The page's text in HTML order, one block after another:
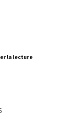
la lecture